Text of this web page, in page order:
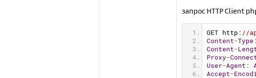
запрос HTTP Client
GET http : //
Content-Type :
Content-
Proxy-
User-Agent :
Accept-